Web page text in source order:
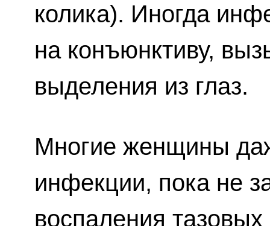
колика). Иногда
на конъюнктиву,
выделения из глаз.
Многие женщины
инфекции, пока не
воспаления